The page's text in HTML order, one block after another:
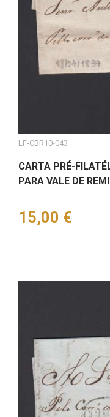
LF-CBR10-043
CARTA PRÉ-
PARA VALE DE
Preço
15,00 €